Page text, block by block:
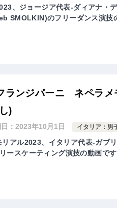
、ジョージア代表-ダィアナ・
SMOLKIN)のフリーダンス演技
ランジパーニ ネペラ
)
：2023年10月1日 イタリア：男
リアル2023、イタリア代表-ガブ
ースケーティング演技の動画です